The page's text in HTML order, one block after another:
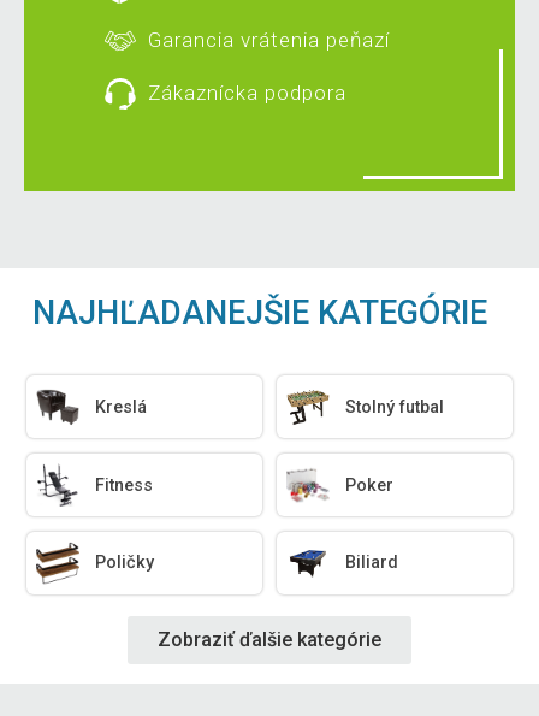
Garancia vrátenia peňazí
Zákaznícka podpora
NAJHĽADANEJŠIE KATEGÓRIE
Kreslá Stolný futbal
Fitness Poker
Poličky Biliard
Zobraziť ďalšie kategórie